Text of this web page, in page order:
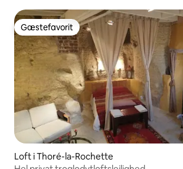
Gæstefavorit
Gæstefavorit
Loft i Thoré-la-Rochette